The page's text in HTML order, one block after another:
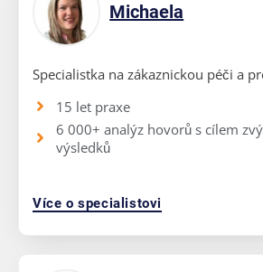
Michaela
Specialistka na zákaznickou péči a
15 let praxe
6 000+ analýz hovorů s cílem
výsledků
Více o specialistovi